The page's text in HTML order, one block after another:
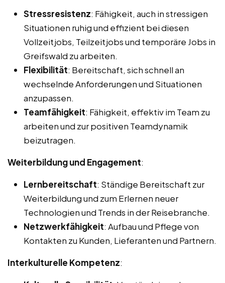
Stressresistenz: Fähigkeit, auch in stressigen
Situationen ruhig und effizient bei diesen
Vollzeitjobs, Teilzeitjobs und temporäre Jobs in
Greifswald zu arbeiten.
Flexibilität: Bereitschaft, sich schnell an
wechselnde Anforderungen und Situationen
anzupassen.
Teamfähigkeit: Fähigkeit, effektiv im Team zu
arbeiten und zur positiven Teamdynamik
beizutragen.
Weiterbildung und Engagement:
Lernbereitschaft: Ständige Bereitschaft zur
Weiterbildung und zum Erlernen neuer
Technologien und Trends in der Reisebranche.
Netzwerkfähigkeit: Aufbau und Pflege von
Kontakten zu Kunden, Lieferanten und Partnern.
Interkulturelle Kompetenz: